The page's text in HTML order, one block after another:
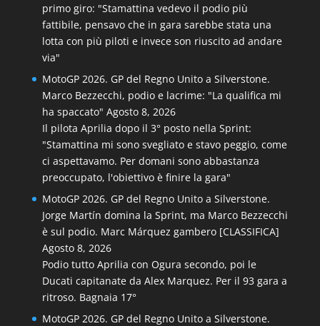
primo giro: "Stamattina vedevo il podio più
fattibile, pensavo che in gara sarebbe stata una
lotta con più piloti e invece son riuscito ad andare
via"
MotoGP 2026. GP del Regno Unito a Silverstone.
Marco Bezzecchi, podio e lacrime: "La qualifica mi
ha spaccato" Agosto 8, 2026
Il pilota Aprilia dopo il 3° posto nella Sprint:
"Stamattina mi sono svegliato e stavo peggio, come
ci aspettavamo. Per domani sono abbastanza
preoccupato, l'obiettivo è finire la gara"
MotoGP 2026. GP del Regno Unito a Silverstone.
Jorge Martín domina la Sprint, ma Marco Bezzecchi
è sul podio. Marc Márquez gambero [CLASSIFICA]
Agosto 8, 2026
Podio tutto Aprilia con Ogura secondo, poi le
Ducati capitanate da Alex Marquez. Per il 93 gara a
ritroso. Bagnaia 17°
MotoGP 2026. GP del Regno Unito a Silverstone.